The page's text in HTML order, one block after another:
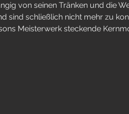
von seinen Tränken und die
sind schließlich nicht mehr zu
Meisterwerk steckende